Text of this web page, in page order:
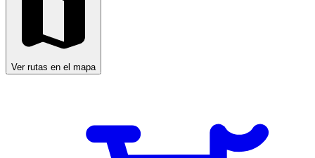
Ver rutas en el mapa